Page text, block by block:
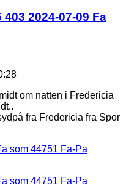
2024-07-09 Fa
om natten i Fredericia
fra Fredericia fra Spor